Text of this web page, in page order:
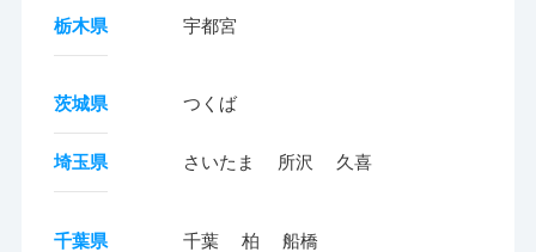
栃木県 宇都宮
茨城県 つくば
埼玉県 さいたま 所沢 久喜
千葉県 千葉 柏 船橋